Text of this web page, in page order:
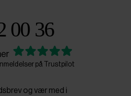
00 36
på Trustpilot
og vær med i